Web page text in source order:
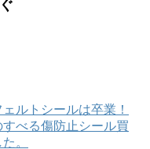
ルトシールは卒業！
すべる傷防止シール買
。